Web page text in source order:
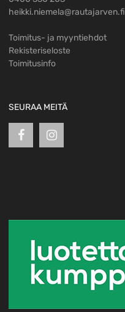
heikki.niemela@rautajarven.fi
Toimitus- ja myyntiehdot
Rekisteriseloste
Toimitusinfo
SEURAA MEITÄ